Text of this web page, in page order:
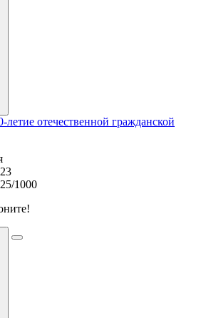
летие отечественной гражданской
1000